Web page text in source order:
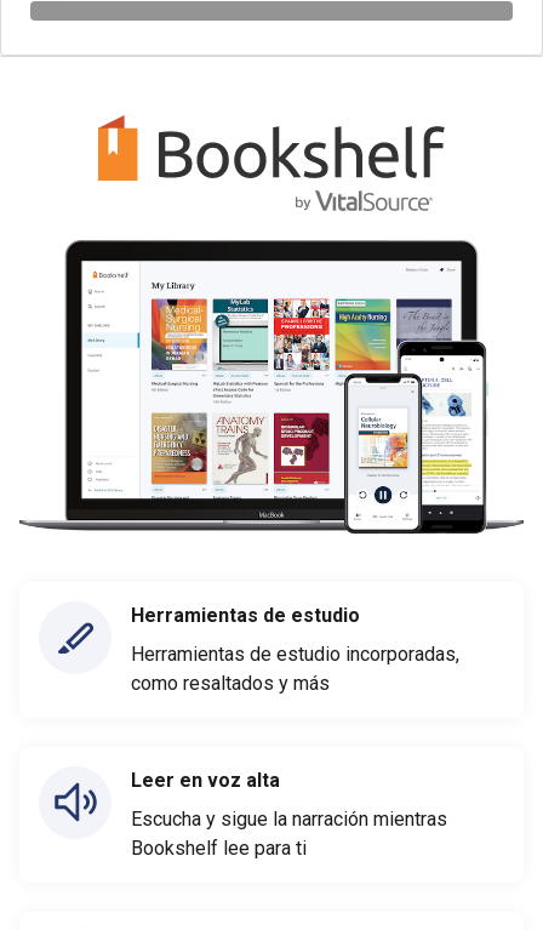
Herramientas de estudio
Herramientas de estudio incorporadas,
como resaltados y más
Leer en voz alta
Escucha y sigue la narración mientras
Bookshelf lee para ti